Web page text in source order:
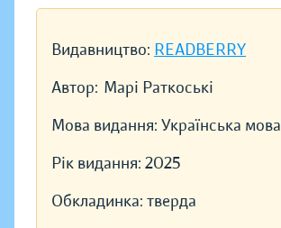
Видавництво: READBERRY
Автор: Марі Раткоські
Мова видання: Українська мова
Рік видання: 2025
Обкладинка: тверда